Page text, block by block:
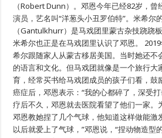
（Robert Dunn）。邓恩今年已经82岁，
演员，艺名叫“洋葱头小丑罗伯特”。米希尔
（Gantulkhurr）是马戏团里蒙古杂技跷跷
米希尔也正是在马戏团里认识了邓恩。
希尔跟随家人从蒙古移居美国。当时她还不
的语言和文化。但马戏团就像是一个旅行大
育，经常买书给马戏团成员的孩子们看，鼓
癌症后，邓恩表示：“我的心都碎了，深受
疗后不久，邓恩就去医院看望了他们一家。
邓恩教她捏了几个气球，他知道这样做能激
以后就爱上了气球，”邓恩说，“捏动物造型